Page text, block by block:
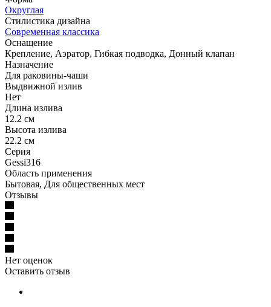
Округлая
Стилистика дизайна
Современная классика
Оснащение
Крепление, Аэратор, Гибкая подводка, Донный клапан
Назначение
Для раковины-чаши
Выдвижной излив
Нет
Длина излива
12.2 см
Высота излива
22.2 см
Серия
Gessi316
Область применения
Бытовая, Для общественных мест
Отзывы
Нет оценок
Оставить отзыв